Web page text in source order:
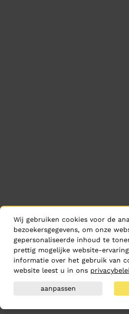
Wij gebruiken cookies voor de
bezoekersgegevens, om onze
gepersonaliseerde inhoud te
prettig mogelijke website-
informatie over het gebruik van
website leest u in ons
aanpassen